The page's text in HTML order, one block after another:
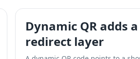
Dynamic QR adds a
redirect layer